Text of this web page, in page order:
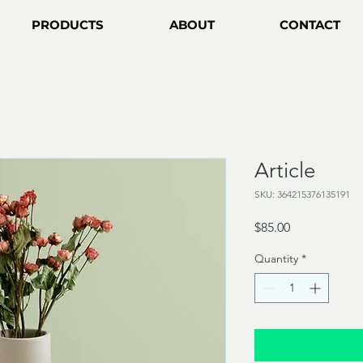
PRODUCTS ABOUT CONTACT
Article
SKU: 364215376135191
$85.00Price
Quantity *